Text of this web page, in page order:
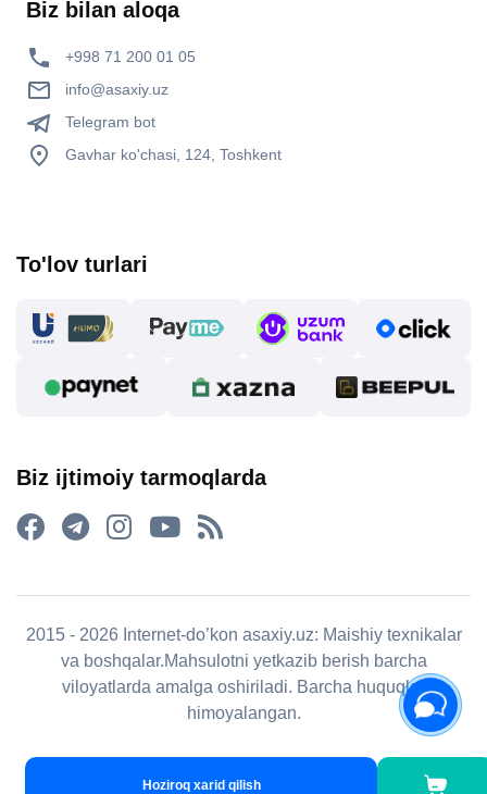
Hoziroq xarid qilish
Biz bilan aloqa
+998 71 200 01 05
info@asaxiy.uz
Telegram bot
Gavhar ko'chasi, 124, Toshkent
To'lov turlari
Biz ijtimoiy tarmoqlarda
2015 - 2026 Internet-do’kon asaxiy.uz: Maishiy texnikalar
va boshqalar.Mahsulotni yetkazib berish barcha
viloyatlarda amalga oshiriladi. Barcha huquqlar
himoyalangan.